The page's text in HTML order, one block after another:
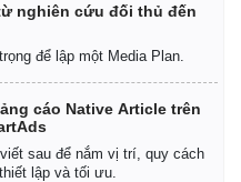
Thị trường
Giá vàng
Tiêu dùng
nghiên cứu đối thủ đến
để lập một Media Plan.
cáo Native Article trên
sau để nắm vị trí, quy cách
lập và tối ưu.